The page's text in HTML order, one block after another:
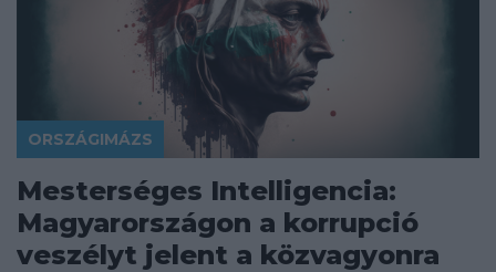
ORSZÁGIMÁZS
Mesterséges Intelligencia:
Magyarországon a korrupció
veszélyt jelent a közvagyonra